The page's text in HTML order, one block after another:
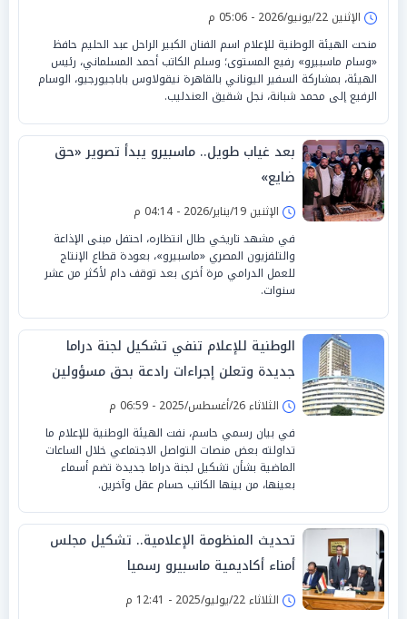
الإثنين 22/يونيو/2026 - 05:06 م
منحت الهيئة الوطنية للإعلام اسم الفنان الكبير الراحل عبد الحليم حافظ
«وسام ماسبيرو» رفيع المستوى؛ وسلم الكاتب أحمد المسلماني، رئيس
الهيئة، بمشاركة السفير اليوناني بالقاهرة نيقولاوس باباجيورجيو، الوسام
الرفيع إلى محمد شبانة، نجل شقيق العندليب.
بعد غياب طويل.. ماسبيرو يبدأ تصوير «حق
ضايع»
الإثنين 19/يناير/2026 - 04:14 م
في مشهد تاريخي طال انتظاره، احتفل مبنى الإذاعة
والتلفزيون المصري «ماسبيرو»، بعودة قطاع الإنتاج
للعمل الدرامي مرة أخرى بعد توقف دام لأكثر من عشر
سنوات.
الوطنية للإعلام تنفي تشكيل لجنة دراما
جديدة وتعلن إجراءات رادعة بحق مسؤولين
الثلاثاء 26/أغسطس/2025 - 06:59 م
في بيان رسمي حاسم، نفت الهيئة الوطنية للإعلام ما
تداولته بعض منصات التواصل الاجتماعي خلال الساعات
الماضية بشأن تشكيل لجنة دراما جديدة تضم أسماء
بعينها، من بينها الكاتب حسام عقل وآخرين.
تحديث المنظومة الإعلامية.. تشكيل مجلس
أمناء أكاديمية ماسبيرو رسميا
الثلاثاء 22/يوليو/2025 - 12:41 م